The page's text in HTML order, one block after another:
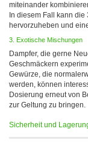
miteinander
In diesem Fall kann
hervorzuheben und
3. Exotische Mischungen
Dampfer, die gerne
Geschmäckern
Gewürze, die
werden, können
Dosierung erneut von
zur Geltung zu bringen.
Sicherheit und